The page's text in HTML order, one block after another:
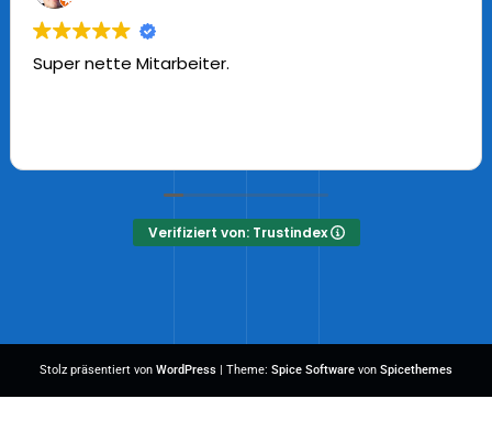
Super nette Mitarbeiter.
Verifiziert von: Trustindex
Stolz präsentiert von WordPress | Theme: Spice Software von Spicethemes